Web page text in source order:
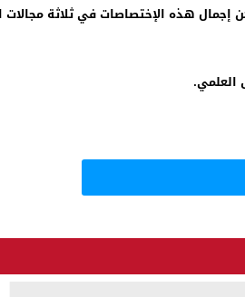
إجمال هذه الإختصاصات في ثلاثة
العلمي.